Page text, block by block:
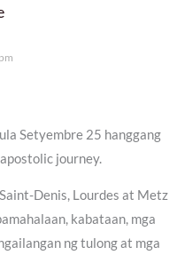
Setyembre 25 hanggang
journey.
Denis, Lourdes at Metz
kabataan, mga
ng tulong at mga